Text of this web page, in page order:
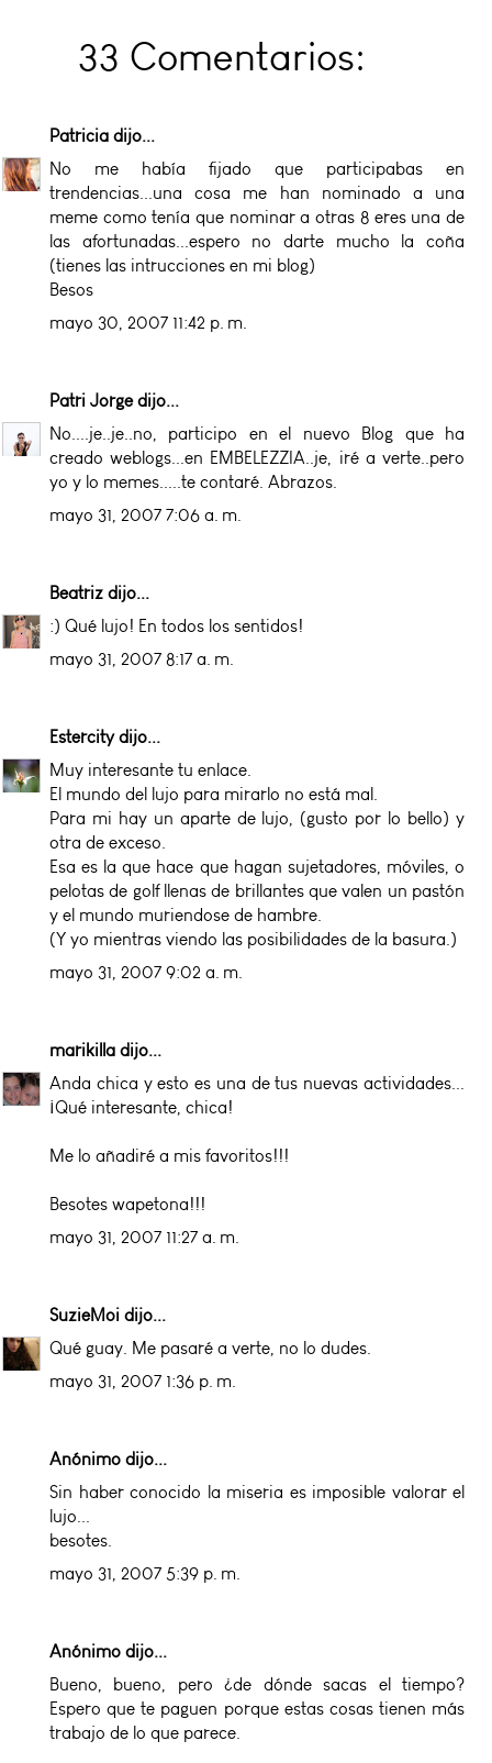
33 Comentarios:
Patricia dijo...
No me había fijado que participabas en
trendencias...una cosa me han nominado a una
meme como tenía que nominar a otras 8 eres una de
las afortunadas...espero no darte mucho la coña
(tienes las intrucciones en mi blog)
Besos
mayo 30, 2007 11:42 p. m.
Patri Jorgedijo...
No....je..je..no, participo en el nuevo Blog que ha
creado weblogs...en EMBELEZZIA..je, iré a verte..pero
yo y lo memes.....te contaré. Abrazos.
mayo 31, 2007 7:06 a. m.
Beatriz dijo...
:) Qué lujo! En todos los sentidos!
mayo 31, 2007 8:17 a. m.
Estercitydijo...
Muy interesante tu enlace.
El mundo del lujo para mirarlo no está mal.
Para mi hay un aparte de lujo, (gusto por lo bello) y
otra de exceso.
Esa es la que hace que hagan sujetadores, móviles, o
pelotas de golf llenas de brillantes que valen un pastón
y el mundo muriendose de hambre.
(Y yo mientras viendo las posibilidades de la basura.)
mayo 31, 2007 9:02 a. m.
marikilla dijo...
Anda chica y esto es una de tus nuevas actividades...
¡Qué interesante, chica!
Me lo añadiré a mis favoritos!!!
Besotes wapetona!!!
mayo 31, 2007 11:27 a. m.
SuzieMoi dijo...
Qué guay. Me pasaré a verte, no lo dudes.
mayo 31, 2007 1:36 p. m.
Anónimo dijo...
Sin haber conocido la miseria es imposible valorar el
lujo...
besotes.
mayo 31, 2007 5:39 p. m.
Anónimo dijo...
Bueno, bueno, pero ¿de dónde sacas el tiempo?
Espero que te paguen porque estas cosas tienen más
trabajo de lo que parece.